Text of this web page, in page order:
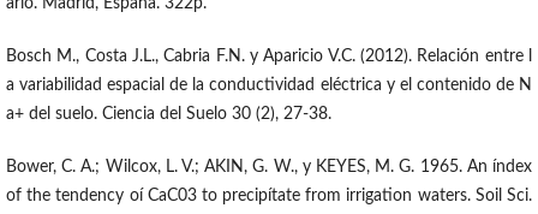
ario. Madrid, España. 322p.
Bosch M., Costa J.L., Cabria F.N. y Aparicio V.C. (2012). Relación entre l
a variabilidad espacial de la conductividad eléctrica y el contenido de N
a+ del suelo. Ciencia del Suelo 30 (2), 27-38.
Bower, C. A.; Wilcox, L. V.; AKIN, G. W., y KEYES, M. G. 1965. An índex
of the tendency oí CaC03 to precipítate from irrigation waters. Soil Sci.